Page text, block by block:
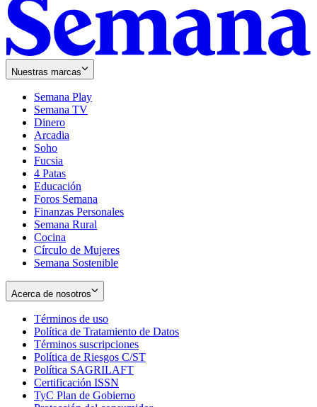
Nuestras marcas
Semana Play
Semana TV
Dinero
Arcadia
Soho
in
new
window
Fucsia
in
new
window
4 Patas
Educación
Foros Semana
Finanzas Personales
Semana Rural
Cocina
Círculo de Mujeres
Semana Sostenible
Acerca de nosotros
Términos de uso
in
new
window
Política de Tratamiento de Datos
Términos suscripciones
in
Política de Riesgos C/ST
Política SAGRILAFT
new
Certificación ISSN
in
TyC Plan de Gobierno